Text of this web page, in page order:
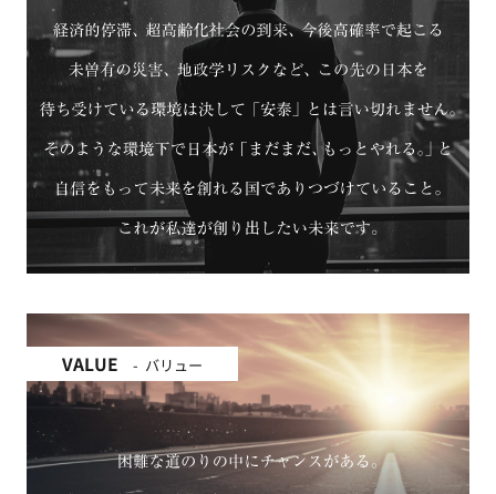
VALUE バリュー